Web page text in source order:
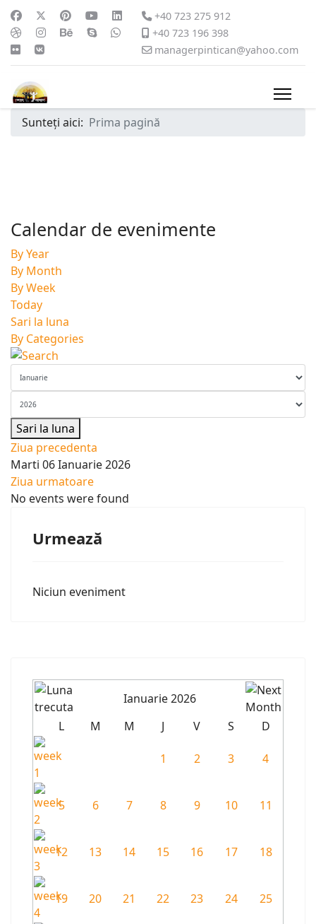
+40 723 275 912
+40 723 196 398
managerpintican@yahoo.com
Sunteți aici: Prima pagină
Calendar de evenimente
By Year
By Month
By Week
Today
Sari la luna
By Categories
Sari la luna
Ziua precedenta
Marti 06 Ianuarie 2026
Ziua urmatoare
No events were found
Urmează
Niciun eveniment
Ianuarie 2026
L
M M J V S D
1 2 3 4
5 6 7 8 9 10 11
12 13 14 15 16 17 18
19 20 21 22 23 24 25